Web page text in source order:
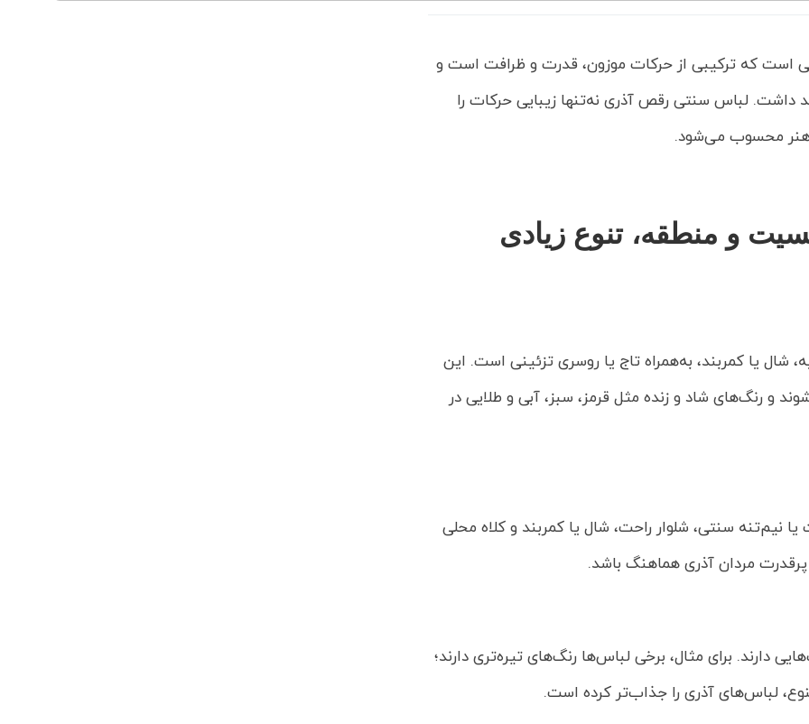
است که ترکیبی از حرکات موزون، قدرت و ظرافت است و
داشت. لباس سنتی رقص آذری نه‌تنها زیبایی حرکات را
هنر محسوب می‌شود.
و منطقه، تنوع زیادی
شال یا کمربند، به‌همراه تاج یا روسری تزئینی است. این
و رنگ‌های شاد و زنده مثل قرمز، سبز، آبی و طلایی در
نیم‌تنه سنتی، شلوار راحت، شال یا کمربند و کلاه محلی
مردان آذری هماهنگ باشد.
دارند. برای مثال، برخی لباس‌ها رنگ‌های تیره‌تری دارند؛
لباس‌های آذری را جذاب‌تر کرده است.